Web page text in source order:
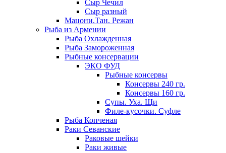
Сыр Чечил
Сыр разный
Мацони.Тан. Режан
Рыба из Армении
Рыба Охлажденная
Рыба Замороженная
Рыбные консервации
ЭКО ФУД
Рыбные консервы
Консервы 240 гр.
Консервы 160 гр.
Супы. Уха. Щи
Филе-кусочки. Суфле
Рыба Копченая
Раки Севанские
Раковые шейки
Раки живые